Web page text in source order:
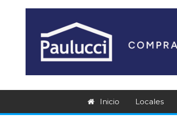
Inicio Locales